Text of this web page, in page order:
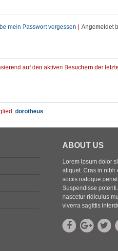
mein Passwort vergessen Angemeldet
auf den aktiven Besuchern der
dorotheus
ABOUT US
Lorem ipsum dolor
aliquet. Cras in nibh
sociis natoque
Suspendisse
nascetur ridiculus
viverra sagittis